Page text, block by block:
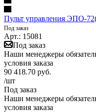
Пульт управления ЭПО-
Под заказ
Арт.: 15081
Под заказ
Наши менеджеры
условия заказа
90 418.70 руб.
/шт
Под заказ
Наши менеджеры
условия заказа